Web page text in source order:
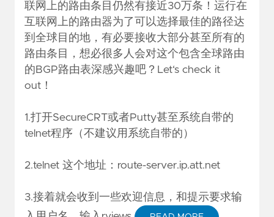
联网上的路由条目仍然有接近30万条！运行在
互联网上的路由器为了可以选择最佳的路径达
到全球目的地，有必要接收大部分甚至所有的
路由条目，想必很多人会对这个包含全球路由
的BGP路由表深感兴趣吧？Let‘s check it
out！
1.打开SecureCRT或者Putty甚至系统自带的
telnet程序（不建议用系统自带的）
2.telnet 这个地址：route-server.ip.att.net
3.接着就会收到一些欢迎信息，和提示要求输